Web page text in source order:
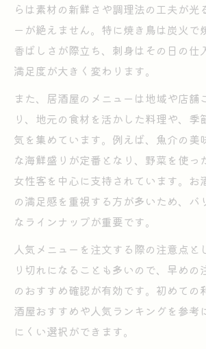
らは素材の新鮮さや調理法の工夫が光
ーが絶えません。特に焼き鳥は炭火で
香ばしさが際立ち、刺身はその日の仕
満足度が大きく変わります。
また、居酒屋のメニューは地域や店舗
り、地元の食材を活かした料理や、季
気を集めています。例えば、魚介の美
な海鮮盛りが定番となり、野菜を使っ
女性客を中心に支持されています。お
の満足感を重視する方が多いため、バ
なラインナップが重要です。
人気メニューを注文する際の注意点と
り切れになることも多いので、早めの
のおすすめ確認が有効です。初めての
酒屋おすすめや人気ランキングを参考
にくい選択ができます。